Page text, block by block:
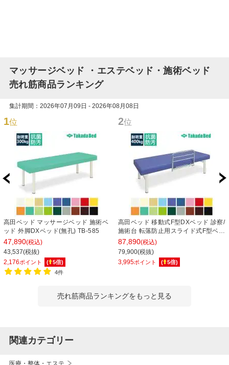
マッサージベッド ・エステベッド・施術ベッド
売れ筋商品ランキング
集計期間：2026年07月09日 - 2026年08月08日
1位
高田ベッド マッサージベッド 施術ベ
ッド 外脚DXベッド(無孔) TB-585
47,890(税込)
43,537(税抜)
2,176ポイント ( 5倍)
4件
2位
高田ベッド 移動式F型DXベッド 診察/
施術台 転落防止用スライド式F型ベッ
ドガード付属 TB-266 サイズ/カラー
(18色)選択可能
87,890(税込)
79,900(税抜)
3,995ポイント ( 5倍)
売れ筋商品ランキングをもっと見る
関連カテゴリー